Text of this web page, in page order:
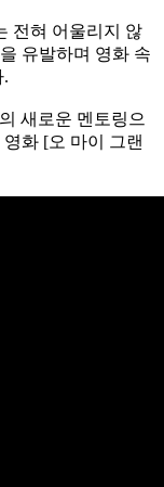
전혀 어울리지 않
유발하며 영화 속
.
새로운 멘토링으
화 [오 마이 그랜